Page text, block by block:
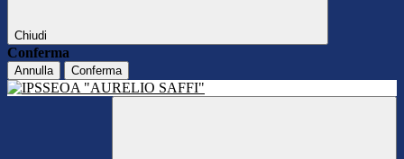
Chiudi
Conferma
Annulla Conferma